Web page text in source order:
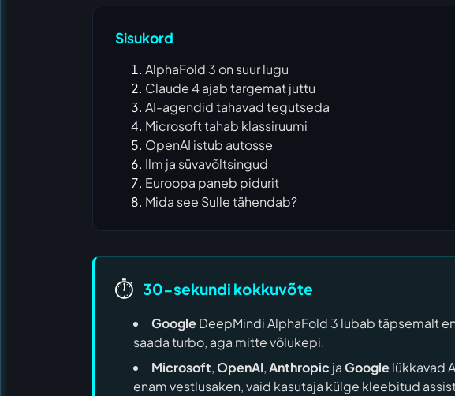
Sisukord
AlphaFold 3 on suur lugu
Claude 4 ajab targemat juttu
AI-agendid tahavad tegutseda
Microsoft tahab klassiruumi
OpenAI istub autosse
Ilm ja süvavõltsingud
Euroopa paneb pidurit
Mida see Sulle tähendab?
⏱️ 30-sekundi kokkuvõte
GoogleDeepMindi AlphaFold 3 lubab täpsemalt
saada turbo, aga mitte võlukepi.
Microsoft,OpenAI,Anthropic jaGooglelükkavad
enam vestlusaken, vaid kasutaja külge kleebitud